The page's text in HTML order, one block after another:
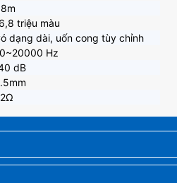
triệu màu
dạng dài, uốn cong tùy chỉnh
Hz
dB